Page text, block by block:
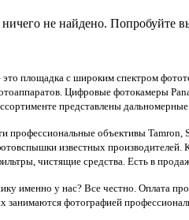
не найдено. Попробуйте
это площадка с широким спектром
Цифровые фотокамеры
представлены
профессиональные объективы
известных
чистящие средства. Есть в
именно у нас? Все честно. Оплата
занимаются фотографией